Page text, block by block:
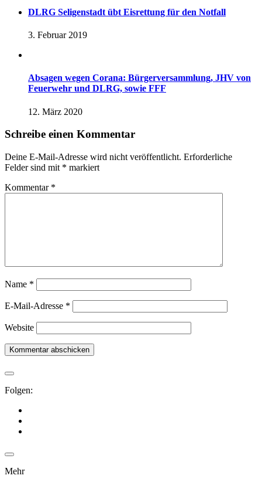
DLRG Seligenstadt übt Eisrettung für den Notfall
3. Februar 2019
Absagen wegen Corana: Bürgerversammlung, JHV von
Feuerwehr und DLRG, sowie FFF
12. März 2020
Schreibe einen Kommentar
Deine E-Mail-Adresse wird nicht veröffentlicht. Erforderliche
Felder sind mit * markiert
Kommentar *
Name *
E-Mail-Adresse *
Website
Folgen:
Mehr